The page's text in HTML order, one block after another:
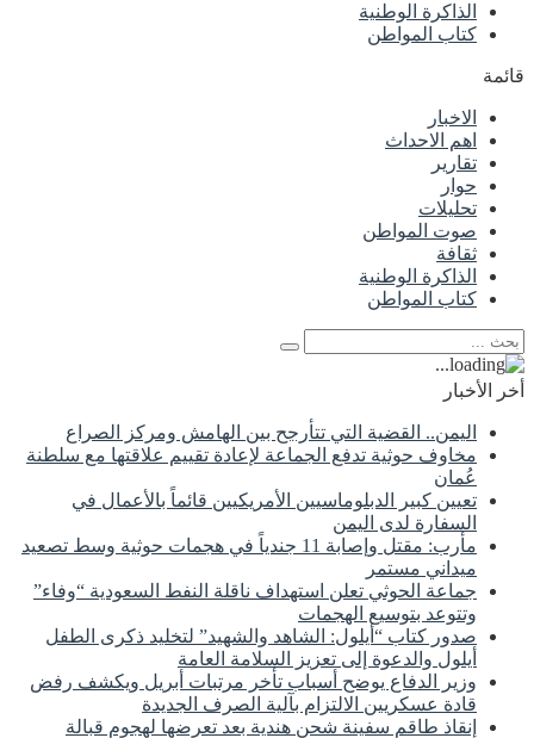
الذاكرة الوطنية
كتاب المواطن
قائمة
الاخبار
اهم الاحداث
تقارير
حوار
تحليلات
صوت المواطن
ثقافة
الذاكرة الوطنية
كتاب المواطن
أخر الأخبار
اليمن.. القضية التي تتأرجح بين الهامش ومركز الصراع
مخاوف حوثية تدفع الجماعة لإعادة تقييم علاقتها مع سلطنة
عُمان
تعيين كبير الدبلوماسيين الأمريكيين قائماً بالأعمال في
السفارة لدى اليمن
مأرب: مقتل وإصابة 11 جندياً في هجمات حوثية وسط تصعيد
ميداني مستمر
جماعة الحوثي تعلن استهداف ناقلة النفط السعودية “وفاء”
وتتوعد بتوسيع الهجمات
صدور كتاب “أيلول: الشاهد والشهيد” لتخليد ذكرى الطفل
أيلول والدعوة إلى تعزيز السلامة العامة
وزير الدفاع يوضح أسباب تأخر مرتبات أبريل ويكشف رفض
قادة عسكريين الالتزام بآلية الصرف الجديدة
إنقاذ طاقم سفينة شحن هندية بعد تعرضها لهجوم قبالة